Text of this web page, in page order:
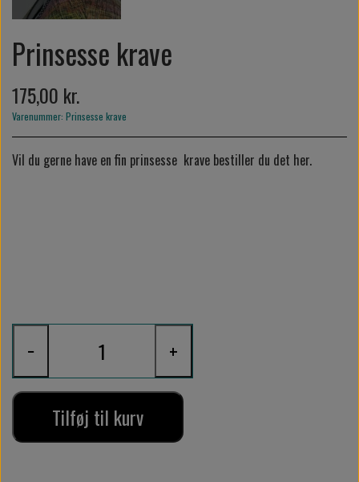
Prinsesse krave
175,00 kr.
Varenummer: Prinsesse krave
Vil du gerne have en fin prinsesse krave bestiller du det her.
− +
Tilføj til kurv